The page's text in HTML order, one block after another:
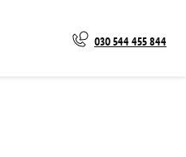
030 544 455 844